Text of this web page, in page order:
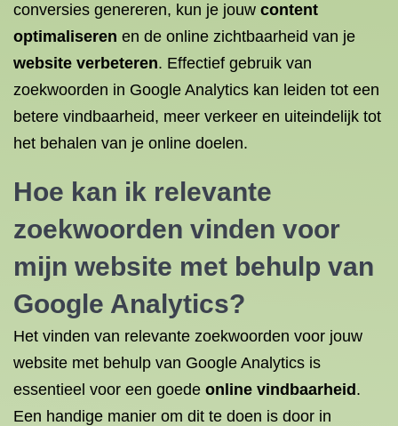
conversies genereren, kun je jouw content
optimaliseren en de online zichtbaarheid van je
website verbeteren. Effectief gebruik van
zoekwoorden in Google Analytics kan leiden tot een
betere vindbaarheid, meer verkeer en uiteindelijk tot
het behalen van je online doelen.
Hoe kan ik relevante
zoekwoorden vinden voor
mijn website met behulp van
Google Analytics?
Het vinden van relevante zoekwoorden voor jouw
website met behulp van Google Analytics is
essentieel voor een goede online vindbaarheid .
Een handige manier om dit te doen is door in